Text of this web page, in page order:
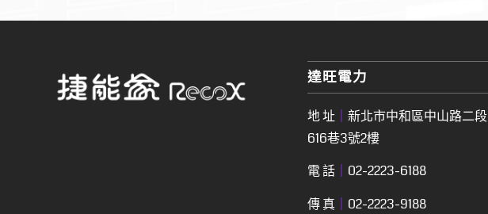
達旺電力
地 址┃ 新北市中和區中山路二段
616巷3號2樓
電 話┃ 02-2223-6188
傳 真┃ 02-2223-9188